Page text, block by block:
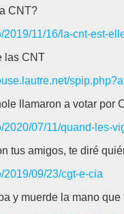
CNT?
2019/11/16/la-cnt-est-
las CNT
llamaron a votar por
2020/07/11/quand-les-
tus amigos, te diré
2019/09/23/cgt-e-cia
y muerde la mano que